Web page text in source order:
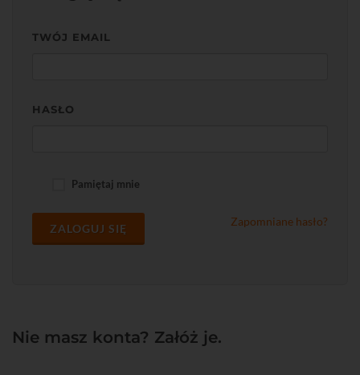
TWÓJ EMAIL
HASŁO
Pamiętaj mnie
ZALOGUJ SIĘ
Zapomniane hasło?
Nie masz konta? Załóż je.